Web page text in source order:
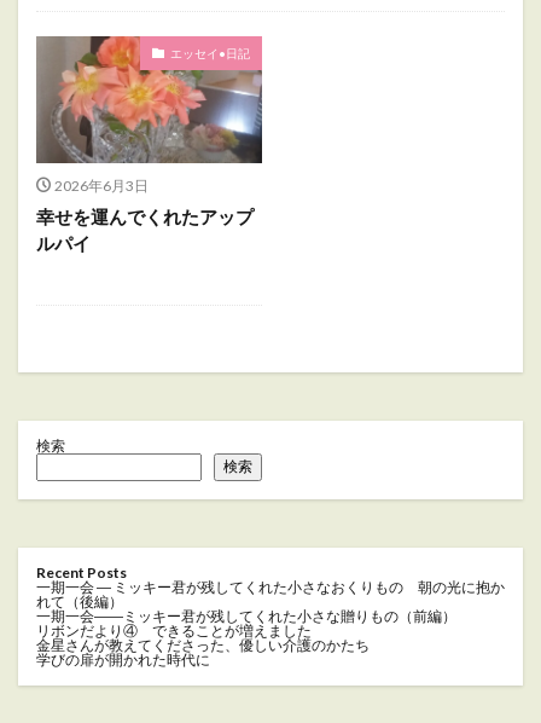
Uncategorized
エッセイ•日記
2026年6月3日
幸せを運んでくれたアップ
ルパイ
検索
検索
Recent Posts
一期一会 ― ミッキー君が残してくれた小さなおくりもの 朝の光に抱か
れて（後編）
一期一会――ミッキー君が残してくれた小さな贈りもの（前編）
リボンだより④ できることが増えました
金星さんが教えてくださった、優しい介護のかたち
学びの扉が開かれた時代に